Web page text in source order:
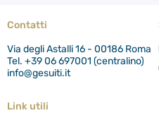
Contatti
Via degli Astalli 16 - 00186 Roma
Tel. +39 06 697001 (centralino)
info@gesuiti.it
Link utili